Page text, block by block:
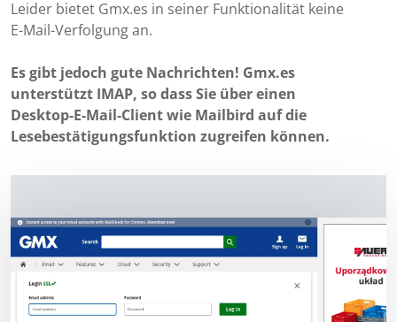
Leider bietet Gmx.es in seiner Funktionalität keine
E-Mail-Verfolgung an.
Es gibt jedoch gute Nachrichten! Gmx.es
unterstützt IMAP, so dass Sie über einen
Desktop-E-Mail-Client wie Mailbird auf die
Lesebestätigungsfunktion zugreifen können.